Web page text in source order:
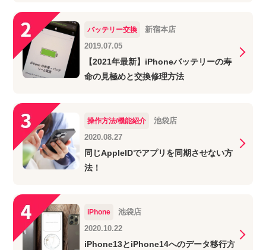
バッテリー交換
新宿本店
2019.07.05
【2021年最新】iPhoneバッテリーの寿
命の見極めと交換修理方法
操作方法/機能紹介
池袋店
2020.08.27
同じAppleIDでアプリを同期させない方
法！
iPhone
池袋店
2020.10.22
iPhone13とiPhone14へのデータ移行方